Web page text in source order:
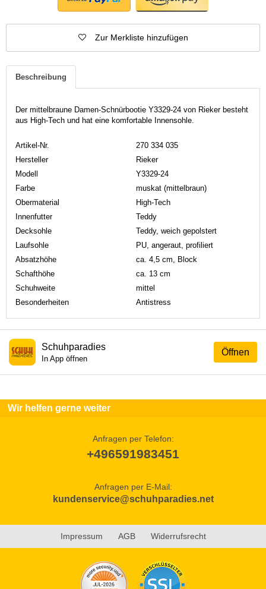
Zur Merkliste hinzufügen
Beschreibung
Der mittelbraune Damen-Schnürbootie Y3329-24 von Rieker besteht
aus High-Tech und hat eine komfortable Innensohle.
Artikel-Nr.
270 334 035
Hersteller
Rieker
Modell
Y3329-24
Farbe
muskat (mittelbraun)
Obermaterial
High-Tech
Innenfutter
Teddy
Decksohle
Teddy, weich gepolstert
Laufsohle
PU, angeraut, profiliert
Absatzhöhe
ca. 4,5 cm, Block
Schafthöhe
ca. 13 cm
Schuhweite
mittel
Besonderheiten
Antistress
Öffnen
Schuhparadies
In App öffnen
Wir helfen gerne weiter
Anfragen per Telefon:
+496591983451
Anfragen per E-Mail:
kundenservice@schuhparadies.net
Impressum AGB Widerrufsrecht